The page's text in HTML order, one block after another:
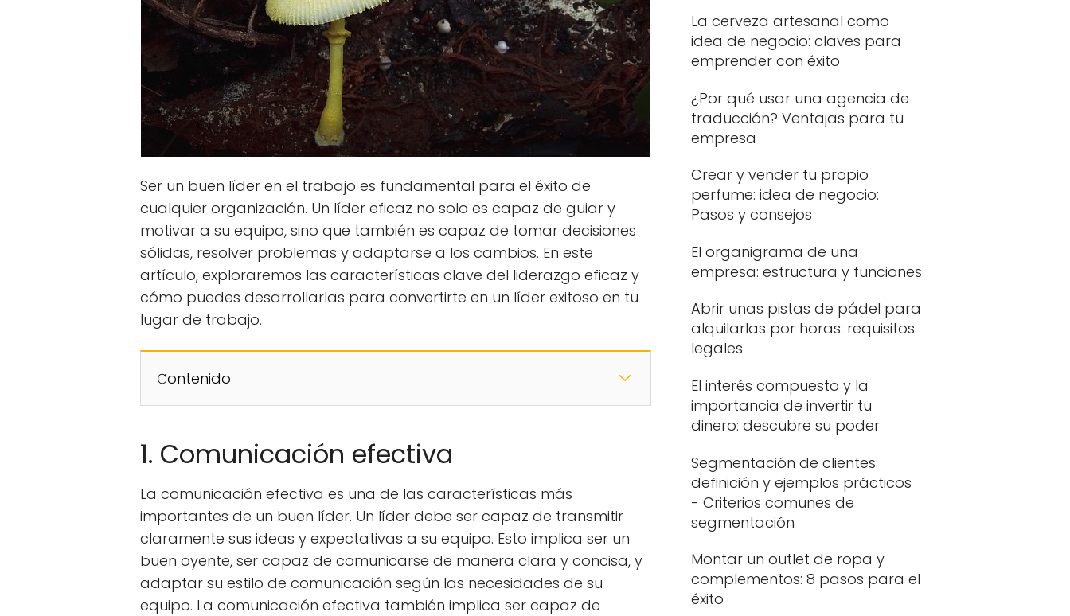
Ser un buen líder en el trabajo es fundamental para el éxito de
cualquier organización. Un líder eficaz no solo es capaz de guiar y
motivar a su equipo, sino que también es capaz de tomar decisiones
sólidas, resolver problemas y adaptarse a los cambios. En este
artículo, exploraremos las características clave del liderazgo eficaz y
cómo puedes desarrollarlas para convertirte en un líder exitoso en tu
lugar de trabajo.
𝙲ontenido
1. Comunicación efectiva
La comunicación efectiva es una de las características más
importantes de un buen líder. Un líder debe ser capaz de transmitir
claramente sus ideas y expectativas a su equipo. Esto implica ser un
buen oyente, ser capaz de comunicarse de manera clara y concisa, y
adaptar su estilo de comunicación según las necesidades de su
equipo. La comunicación efectiva también implica ser capaz de
La cerveza artesanal como
idea de negocio: claves para
emprender con éxito
¿Por qué usar una agencia de
traducción? Ventajas para tu
empresa
Crear y vender tu propio
perfume: idea de negocio:
Pasos y consejos
El organigrama de una
empresa: estructura y funciones
Abrir unas pistas de pádel para
alquilarlas por horas: requisitos
legales
El interés compuesto y la
importancia de invertir tu
dinero: descubre su poder
Segmentación de clientes:
definición y ejemplos prácticos
- Criterios comunes de
segmentación
Montar un outlet de ropa y
complementos: 8 pasos para el
éxito